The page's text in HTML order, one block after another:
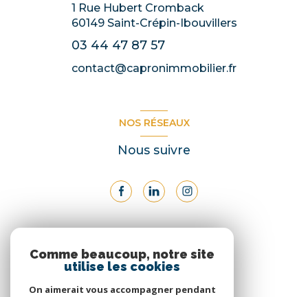
1 Rue Hubert Cromback
60149 Saint-Crépin-Ibouvillers
03 44 47 87 57
contact@capronimmobilier.fr
NOS RÉSEAUX
Nous suivre
Nous adhérons
Comme beaucoup, notre site
utilise les cookies
On aimerait vous accompagner pendant